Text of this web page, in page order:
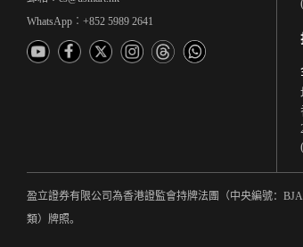
WhatsApp︰+852 5989 2641
盈立證券有限公司為香港證監會持牌法團（中央編號：
類）牌照。